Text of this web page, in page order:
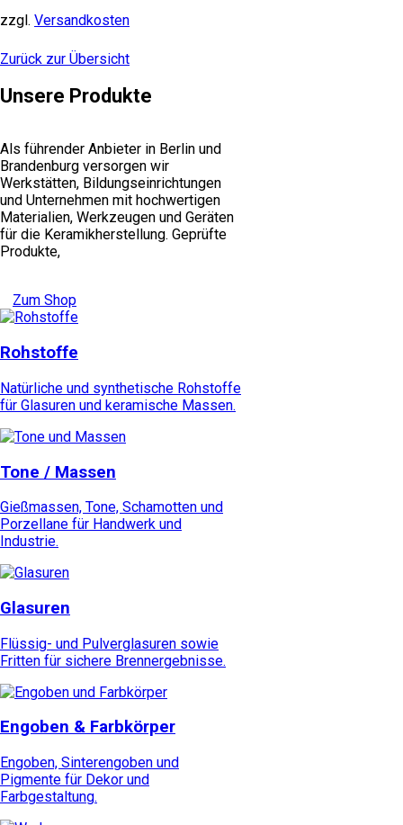
zzgl. Versandkosten
Zurück zur Übersicht
Unsere Produkte
Als führender Anbieter in Berlin und
Brandenburg versorgen wir
Werkstätten, Bildungseinrichtungen
und Unternehmen mit hochwertigen
Materialien, Werkzeugen und Geräten
für die Keramikherstellung. Geprüfte
Produkte,
Zum Shop
Rohstoffe
Natürliche und synthetische Rohstoffe
für Glasuren und keramische Massen.
Tone / Massen
Gießmassen, Tone, Schamotten und
Porzellane für Handwerk und
Industrie.
Glasuren
Flüssig- und Pulverglasuren sowie
Fritten für sichere Brennergebnisse.
Engoben & Farbkörper
Engoben, Sinterengoben und
Pigmente für Dekor und
Farbgestaltung.